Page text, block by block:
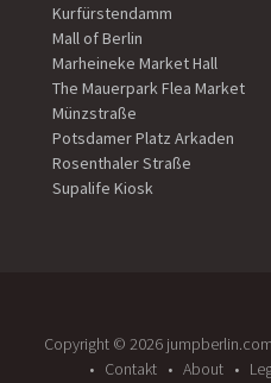
Kurfürstendamm
Mall of Berlin
Marheineke Market Hall
The Mauerpark Flea Market
Münzstraße
Potsdamer Platz Arkaden
Rosenthaler Straße
Supalife Kiosk
Copyright ©️ 2026 jumpberlin.com
Contakt
About